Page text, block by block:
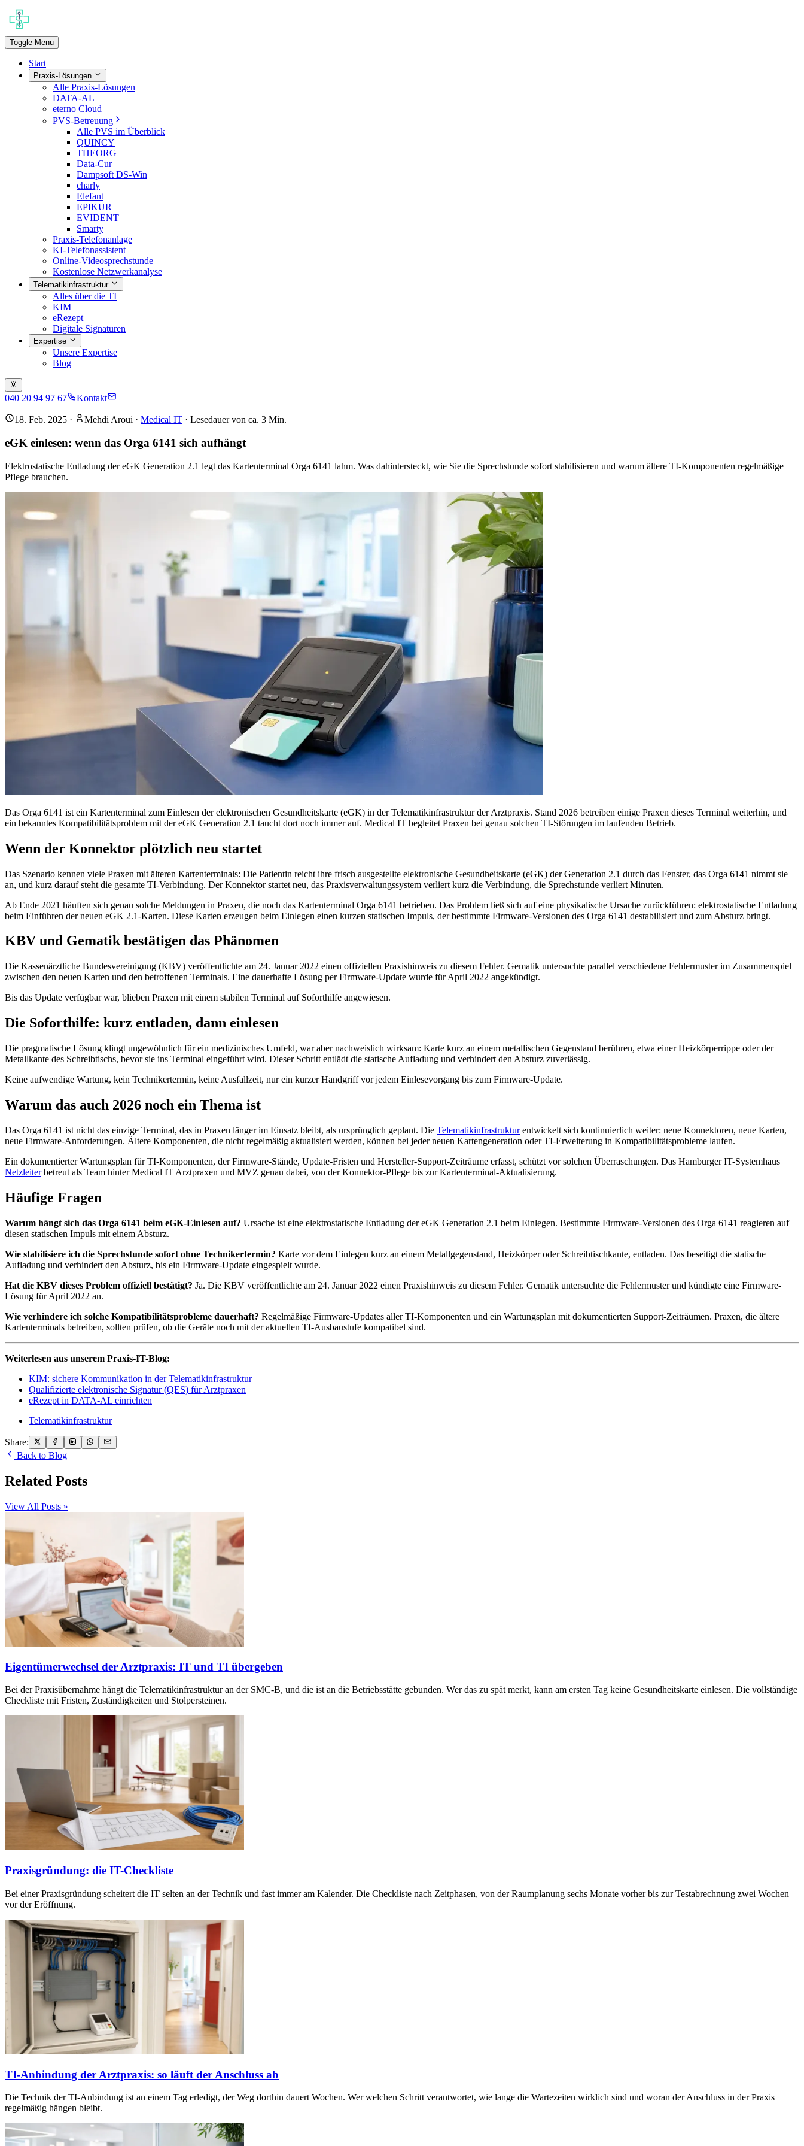
Toggle Menu
Start
Praxis-Lösungen
Alle Praxis-Lösungen
DATA-AL
eterno Cloud
PVS-Betreuung
Alle PVS im Überblick
QUINCY
THEORG
Data-Cur
Dampsoft DS-Win
charly
Elefant
EPIKUR
EVIDENT
Smarty
Praxis-Telefonanlage
KI-Telefonassistent
Online-Videosprechstunde
Kostenlose Netzwerkanalyse
Telematikinfrastruktur
Alles über die TI
KIM
eRezept
Digitale Signaturen
Expertise
Unsere Expertise
Blog
040 20 94 97 67 Kontakt
18. Feb. 2025 · Mehdi Aroui · Medical IT · Lesedauer von ca. 3 Min.
eGK einlesen: wenn das Orga 6141 sich aufhängt
Elektrostatische Entladung der eGK Generation 2.1 legt das Kartenterminal Orga 6141 lahm. Was dahintersteckt, wie Sie die Sprechstunde sofort stabilisieren und warum ältere TI-Komponenten regelmäßige
Pflege brauchen.
Das Orga 6141 ist ein Kartenterminal zum Einlesen der elektronischen Gesundheitskarte (eGK) in der Telematikinfrastruktur der Arztpraxis. Stand 2026 betreiben einige Praxen dieses Terminal weiterhin, und
ein bekanntes Kompatibilitätsproblem mit der eGK Generation 2.1 taucht dort noch immer auf. Medical IT begleitet Praxen bei genau solchen TI-Störungen im laufenden Betrieb.
Wenn der Konnektor plötzlich neu startet
Das Szenario kennen viele Praxen mit älteren Kartenterminals: Die Patientin reicht ihre frisch ausgestellte elektronische Gesundheitskarte (eGK) der Generation 2.1 durch das Fenster, das Orga 6141 nimmt sie
an, und kurz darauf steht die gesamte TI-Verbindung. Der Konnektor startet neu, das Praxisverwaltungssystem verliert kurz die Verbindung, die Sprechstunde verliert Minuten.
Ab Ende 2021 häuften sich genau solche Meldungen in Praxen, die noch das Kartenterminal Orga 6141 betrieben. Das Problem ließ sich auf eine physikalische Ursache zurückführen: elektrostatische Entladung
beim Einführen der neuen eGK 2.1-Karten. Diese Karten erzeugen beim Einlegen einen kurzen statischen Impuls, der bestimmte Firmware-Versionen des Orga 6141 destabilisiert und zum Absturz bringt.
KBV und Gematik bestätigen das Phänomen
Die Kassenärztliche Bundesvereinigung (KBV) veröffentlichte am 24. Januar 2022 einen offiziellen Praxishinweis zu diesem Fehler. Gematik untersuchte parallel verschiedene Fehlermuster im Zusammenspiel
zwischen den neuen Karten und den betroffenen Terminals. Eine dauerhafte Lösung per Firmware-Update wurde für April 2022 angekündigt.
Bis das Update verfügbar war, blieben Praxen mit einem stabilen Terminal auf Soforthilfe angewiesen.
Die Soforthilfe: kurz entladen, dann einlesen
Die pragmatische Lösung klingt ungewöhnlich für ein medizinisches Umfeld, war aber nachweislich wirksam: Karte kurz an einem metallischen Gegenstand berühren, etwa einer Heizkörperrippe oder der
Metallkante des Schreibtischs, bevor sie ins Terminal eingeführt wird. Dieser Schritt entlädt die statische Aufladung und verhindert den Absturz zuverlässig.
Keine aufwendige Wartung, kein Technikertermin, keine Ausfallzeit, nur ein kurzer Handgriff vor jedem Einlesevorgang bis zum Firmware-Update.
Warum das auch 2026 noch ein Thema ist
Das Orga 6141 ist nicht das einzige Terminal, das in Praxen länger im Einsatz bleibt, als ursprünglich geplant. Die Telematikinfrastrukturentwickelt sich kontinuierlich weiter: neue Konnektoren, neue Karten,
neue Firmware-Anforderungen. Ältere Komponenten, die nicht regelmäßig aktualisiert werden, können bei jeder neuen Kartengeneration oder TI-Erweiterung in Kompatibilitätsprobleme laufen.
Ein dokumentierter Wartungsplan für TI-Komponenten, der Firmware-Stände, Update-Fristen und Hersteller-Support-Zeiträume erfasst, schützt vor solchen Überraschungen. Das Hamburger IT-Systemhaus
Netzleiterbetreut als Team hinter Medical IT Arztpraxen und MVZ genau dabei, von der Konnektor-Pflege bis zur Kartenterminal-Aktualisierung.
Häufige Fragen
Warum hängt sich das Orga 6141 beim eGK-Einlesen auf? Ursache ist eine elektrostatische Entladung der eGK Generation 2.1 beim Einlegen. Bestimmte Firmware-Versionen des Orga 6141 reagieren auf
diesen statischen Impuls mit einem Absturz.
Wie stabilisiere ich die Sprechstunde sofort ohne Technikertermin? Karte vor dem Einlegen kurz an einem Metallgegenstand, Heizkörper oder Schreibtischkante, entladen. Das beseitigt die statische
Aufladung und verhindert den Absturz, bis ein Firmware-Update eingespielt wurde.
Hat die KBV dieses Problem offiziell bestätigt? Ja. Die KBV veröffentlichte am 24. Januar 2022 einen Praxishinweis zu diesem Fehler. Gematik untersuchte die Fehlermuster und kündigte eine Firmware-
Lösung für April 2022 an.
Wie verhindere ich solche Kompatibilitätsprobleme dauerhaft? Regelmäßige Firmware-Updates aller TI-Komponenten und ein Wartungsplan mit dokumentierten Support-Zeiträumen. Praxen, die ältere
Kartenterminals betreiben, sollten prüfen, ob die Geräte noch mit der aktuellen TI-Ausbaustufe kompatibel sind.
Weiterlesen aus unserem Praxis-IT-Blog:
KIM: sichere Kommunikation in der Telematikinfrastruktur
Qualifizierte elektronische Signatur (QES) für Arztpraxen
eRezept in DATA-AL einrichten
Telematikinfrastruktur
Share:
Back to Blog
Related Posts
View All Posts »
Eigentümerwechsel der Arztpraxis: IT und TI übergeben
Bei der Praxisübernahme hängt die Telematikinfrastruktur an der SMC-B, und die ist an die Betriebsstätte gebunden. Wer das zu spät merkt, kann am ersten Tag keine Gesundheitskarte einlesen. Die vollständige
Checkliste mit Fristen, Zuständigkeiten und Stolpersteinen.
Praxisgründung: die IT-Checkliste
Bei einer Praxisgründung scheitert die IT selten an der Technik und fast immer am Kalender. Die Checkliste nach Zeitphasen, von der Raumplanung sechs Monate vorher bis zur Testabrechnung zwei Wochen
vor der Eröffnung.
TI-Anbindung der Arztpraxis: so läuft der Anschluss ab
Die Technik der TI-Anbindung ist an einem Tag erledigt, der Weg dorthin dauert Wochen. Wer welchen Schritt verantwortet, wie lange die Wartezeiten wirklich sind und woran der Anschluss in der Praxis
regelmäßig hängen bleibt.